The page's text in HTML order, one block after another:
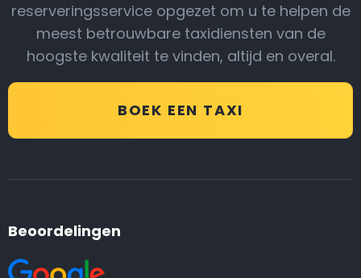
reserveringsservice opgezet om u te helpen de
meest betrouwbare taxidiensten van de
hoogste kwaliteit te vinden, altijd en overal.
BOEK EEN TAXI
Beoordelingen